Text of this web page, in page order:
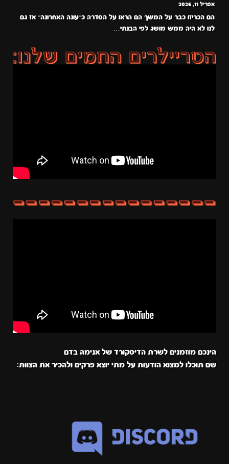
אפריל 11, 2026
הם הכריזו כבר על המשך הם הראו על הסדרה כ״עונה האחרונה״ אז גם
לנו לא היה ממש מושג לפי הבנתי…
הינכם מוזמנים לשרת הדיסקורד של אנימה בדם
שם תוכלו למצוא הודעות על מתי יוצא פרקים ולהכיר את הצוות: